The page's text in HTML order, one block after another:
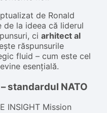
de Ronald
de la ideea că liderul
ci arhitect al
răspunsurile
fluid – cum este cel
esențială.
standardul NATO